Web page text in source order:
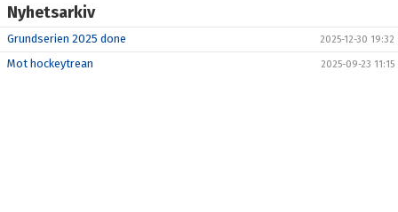
Nyhetsarkiv
Grundserien 2025 done 2025-12-30 19:32
Mot hockeytrean 2025-09-23 11:15